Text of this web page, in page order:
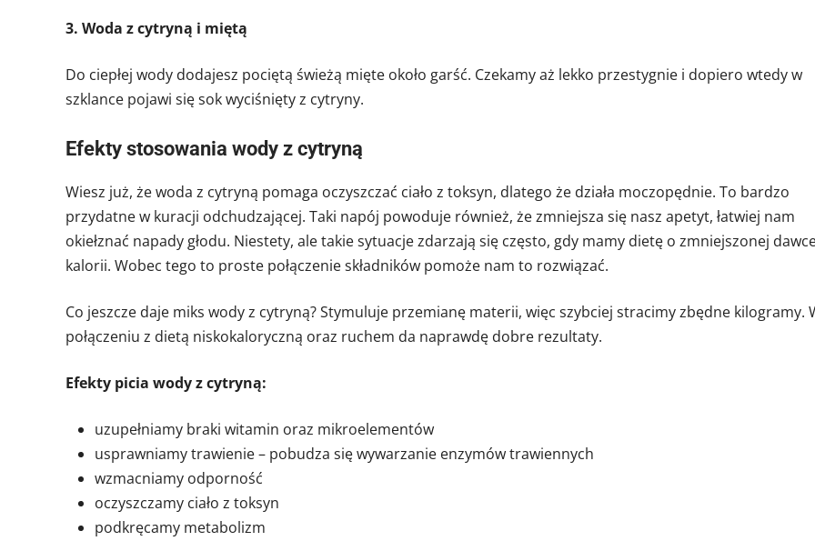
3. Woda z cytryną i miętą
Do ciepłej wody dodajesz pociętą świeżą mięte około garść. Czekamy aż lekko przestygnie i dopiero wtedy w
szklance pojawi się sok wyciśnięty z cytryny.
Efekty stosowania wody z cytryną
Wiesz już, że woda z cytryną pomaga oczyszczać ciało z toksyn, dlatego że działa moczopędnie. To bardzo
przydatne w kuracji odchudzającej. Taki napój powoduje również, że zmniejsza się nasz apetyt, łatwiej nam
okiełznać napady głodu. Niestety, ale takie sytuacje zdarzają się często, gdy mamy dietę o zmniejszonej
kalorii. Wobec tego to proste połączenie składników pomoże nam to rozwiązać.
Co jeszcze daje miks wody z cytryną? Stymuluje przemianę materii, więc szybciej stracimy zbędne kilogramy.
połączeniu z dietą niskokaloryczną oraz ruchem da naprawdę dobre rezultaty.
Efekty picia wody z cytryną:
uzupełniamy braki witamin oraz mikroelementów
usprawniamy trawienie – pobudza się wywarzanie enzymów trawiennych
wzmacniamy odporność
oczyszczamy ciało z toksyn
podkręcamy metabolizm